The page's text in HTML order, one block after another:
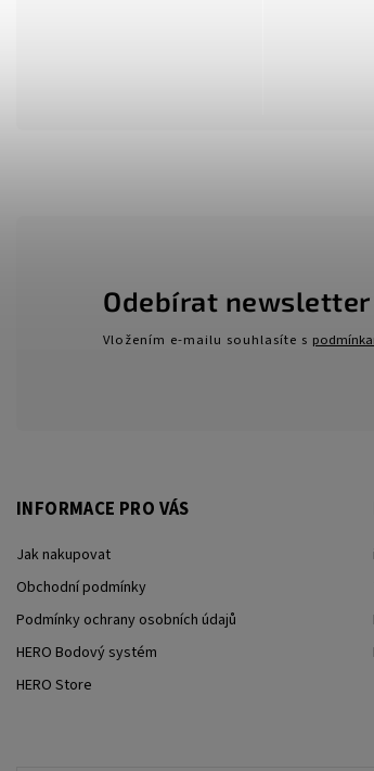
INFORMACE PRO VÁS
Jak nakupovat
Obchodní podmínky
Podmínky ochrany osobních údajů
HERO Bodový systém
HERO Store
Odebírat newsletter
Vložením e-mailu souhlasíte s